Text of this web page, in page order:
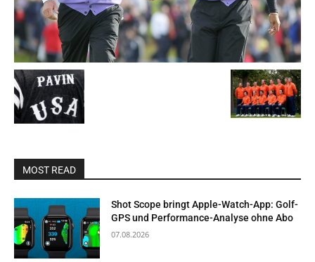
MOST READ
Shot Scope bringt Apple-Watch-App: Golf-
GPS und Performance-Analyse ohne Abo
07.08.2026